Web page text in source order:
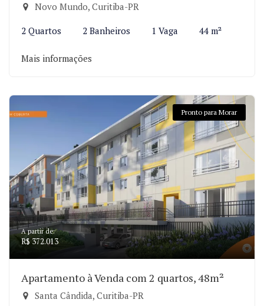
Novo Mundo, Curitiba-PR
2 Quartos 2 Banheiros 1 Vaga 44 m²
Mais informações
Pronto para Morar
A partir de:
R$ 372.013
Apartamento à Venda com 2 quartos, 48m²
Santa Cândida, Curitiba-PR